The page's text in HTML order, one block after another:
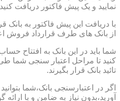
نمایید و یک پیش فاکتور دریافت
با دریافت این پیش فاکتور به بانک
از بانک های طرف قرارداد فروش
کنید تا مراحل اعتبار سنجی شما
تائید بانک قرار بگیرند.
آورید،بدون نیاز به ضامن و با